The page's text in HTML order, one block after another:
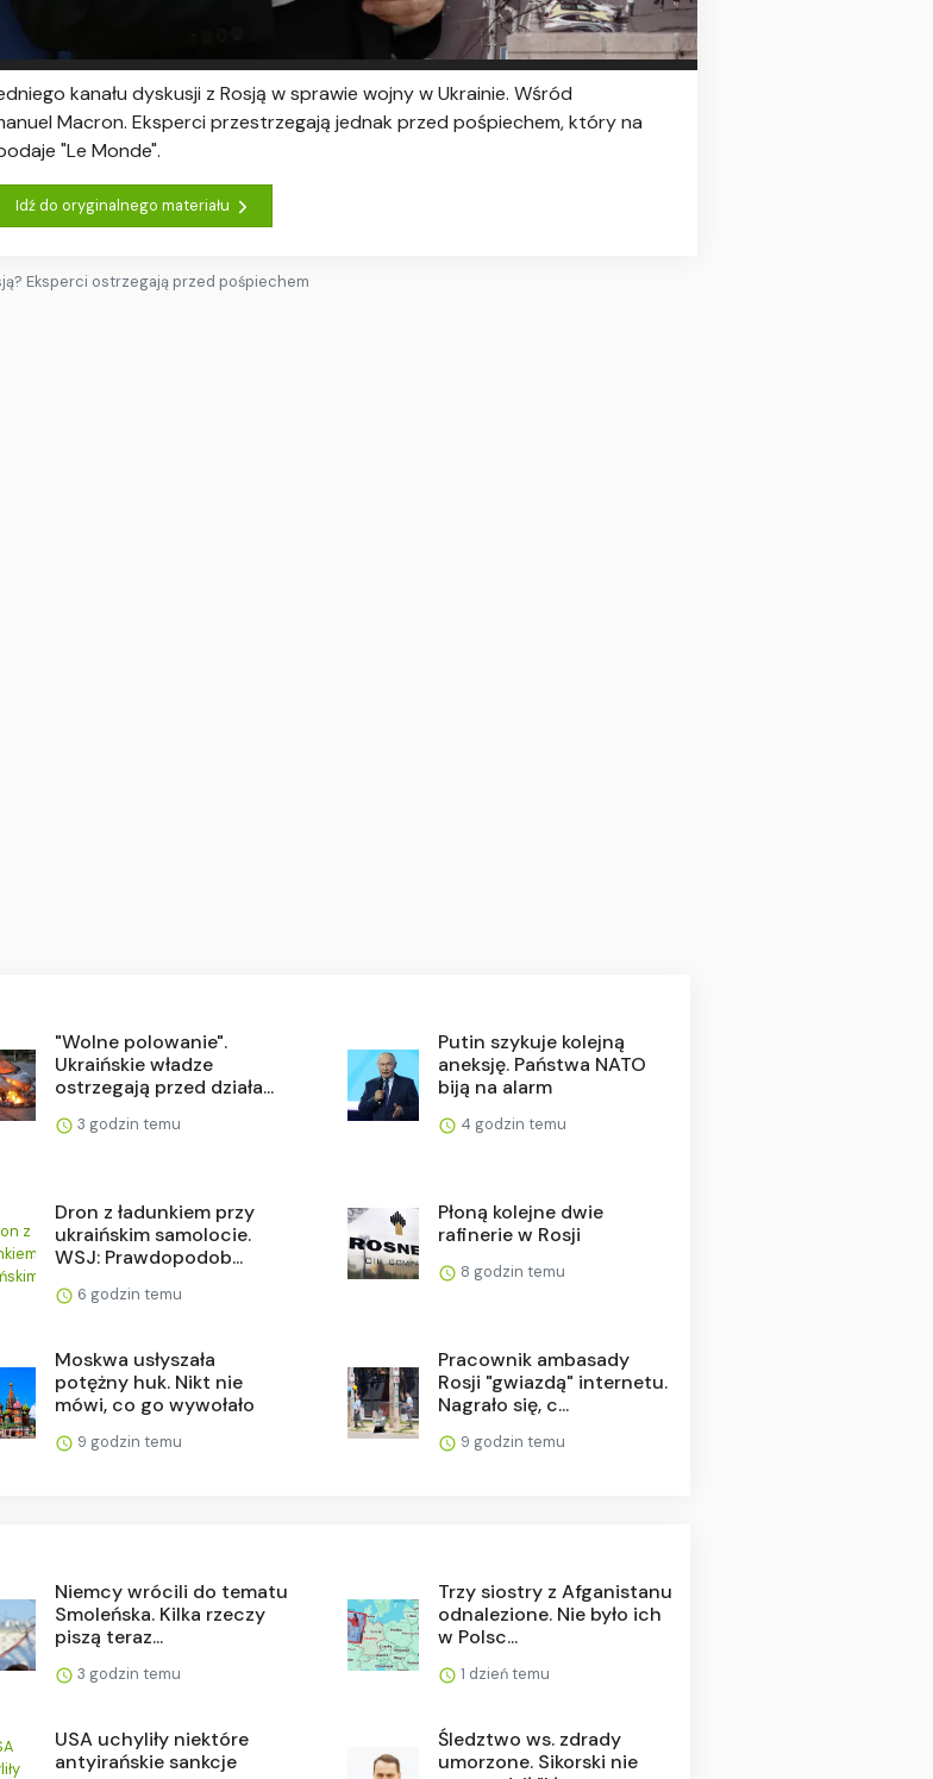
kanału dyskusji z Rosją w sprawie wojny w Ukrainie. Wśród
Macron. Eksperci przestrzegają jednak przed pośpiechem, który na
"Le Monde".
Idź do oryginalnego materiału
Eksperci ostrzegają przed pośpiechem
"Wolne polowanie".
Ukraińskie władze
ostrzegają przed działa...
3 godzin temu
Putin szykuje kolejną
aneksję. Państwa NATO
biją na alarm
4 godzin temu
Dron z ładunkiem przy
ukraińskim samolocie.
WSJ: Prawdopodob...
6 godzin temu
Płoną kolejne dwie
rafinerie w Rosji
8 godzin temu
Moskwa usłyszała
potężny huk. Nikt nie
mówi, co go wywołało
9 godzin temu
Pracownik ambasady
Rosji "gwiazdą" internetu.
Nagrało się, c...
9 godzin temu
Niemcy wrócili do tematu
Smoleńska. Kilka rzeczy
piszą teraz...
3 godzin temu
Trzy siostry z Afganistanu
odnalezione. Nie było ich
w Polsc...
1 dzień temu
USA uchyliły niektóre
antyirańskie sankcje
Śledztwo ws. zdrady
umorzone. Sikorski nie